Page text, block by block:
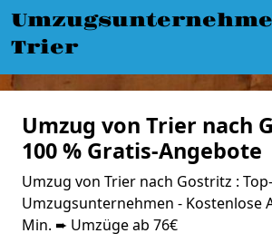
Trier
Umzug von Trier nach
100 % Gratis-Angebote
Umzug von Trier nach Gostritz : Top-
Umzugsunternehmen - Kostenlose
Min. ➨ Umzüge ab 76€